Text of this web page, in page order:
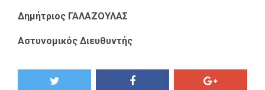
Δημήτριος ΓΑΛΑΖΟΥΛΑΣ
Αστυνομικός Διευθυντής